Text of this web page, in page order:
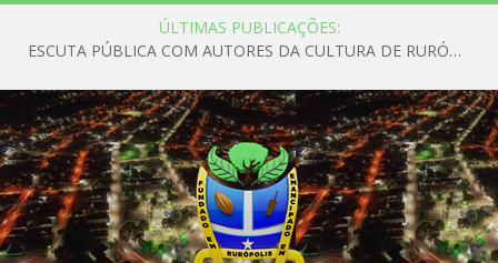
ÚLTIMAS PUBLICAÇÕES:
ESCUTA PÚBLICA COM AUTORES DA CULTURA DE RURÓPOLIS